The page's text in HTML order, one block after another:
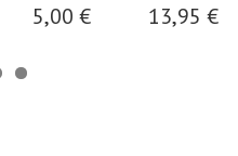
5,00 € 13,95 €